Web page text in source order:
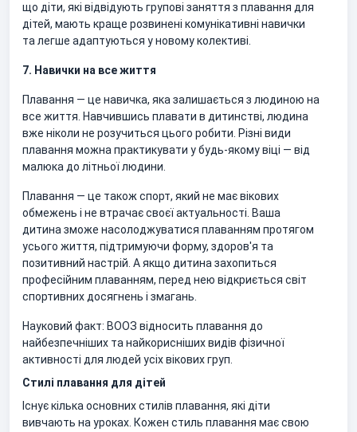
що діти, які відвідують групові заняття з плавання для
дітей, мають краще розвинені комунікативні навички
та легше адаптуються у новому колективі.
7. Навички на все життя
Плавання — це навичка, яка залишається з людиною на
все життя. Навчившись плавати в дитинстві, людина
вже ніколи не розучиться цього робити. Різні види
плавання можна практикувати у будь-якому віці — від
малюка до літньої людини.
Плавання — це також спорт, який не має вікових
обмежень і не втрачає своєї актуальності. Ваша
дитина зможе насолоджуватися плаванням протягом
усього життя, підтримуючи форму, здоров'я та
позитивний настрій. А якщо дитина захопиться
професійним плаванням, перед нею відкриється світ
спортивних досягнень і змагань.
Науковий факт: ВООЗ відносить плавання до
найбезпечніших та найкорисніших видів фізичної
активності для людей усіх вікових груп.
Стилі плавання для дітей
Існує кілька основних стилів плавання, які діти
вивчають на уроках. Кожен стиль плавання має свою